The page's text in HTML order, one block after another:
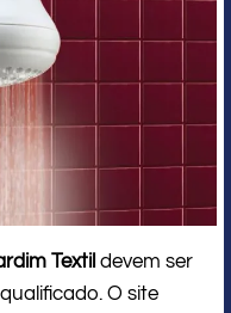
Textil devem ser
O site